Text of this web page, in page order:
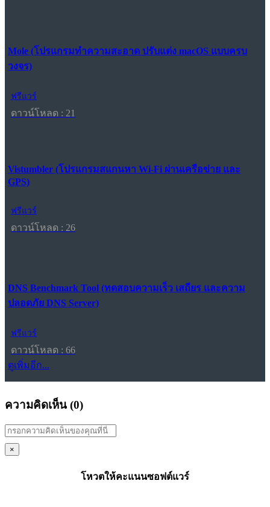
Mole (โปรแกรมทำความสะอาด ปรับแต่ง macOS แบบครบ
วงจร)
ฟรีแวร์
ดาวน์โหลด : 21
Vistumbler (โปรแกรมสแกนหา Wi-Fi ผ่านเครือข่าย และ
GPS)
ฟรีแวร์
ดาวน์โหลด : 26
DNS Benchmark Tool (ทดสอบความเร็ว เสถียร และความ
ปลอดภัย DNS Server)
ฟรีแวร์
ดาวน์โหลด : 66
ดูเพิ่มอีก...
ความคิดเห็น (0)
×
โหวตให้คะแนนซอฟต์แวร์